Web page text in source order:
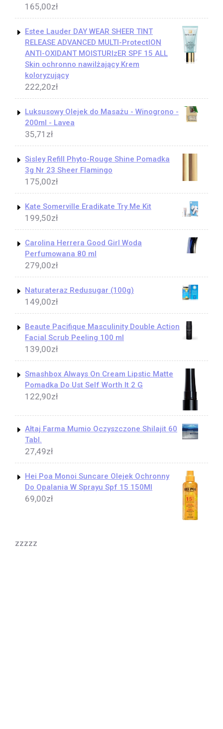
165,00zł
Estee Lauder DAY WEAR SHEER TINT
RELEASE ADVANCED MULTI-ProtectION
ANTI-OXIDANT MOISTURIzER SPF 15 ALL
Skin ochronno nawilżający Krem
koloryzujący
222,20zł
Luksusowy Olejek do Masażu - Winogrono -
200ml - Lavea
35,71 zł
Sisley Refill Phyto-Rouge Shine Pomadka
3g Nr 23 Sheer Flamingo
175,00zł
Kate Somerville Eradikate Try Me Kit
199,50zł
Carolina Herrera Good Girl Woda
Perfumowana 80 ml
279,00zł
Naturateraz Redusugar (100g)
149,00zł
Beaute Pacifique Masculinity Double Action
Facial Scrub Peeling 100 ml
139,00zł
Smashbox Always On Cream Lipstic Matte
Pomadka Do Ust Self Worth It 2 G
122,90zł
Ałtaj Farma Mumio Oczyszczone Shilajit 60
Tabl.
27,49zł
Hei Poa Monoi Suncare Olejek Ochronny
Do Opalania W Sprayu Spf 15 150Ml
69,00zł
zzzzz